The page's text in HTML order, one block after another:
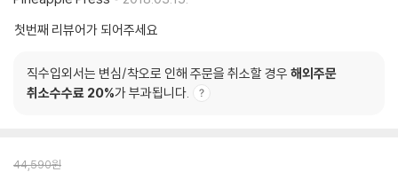
첫번째 리뷰어가 되어주세요
직수입외서는 변심/착오로 인해 주문을 취소할 경우 해외주문
취소수수료 20%가 부과됩니다.
44,590원